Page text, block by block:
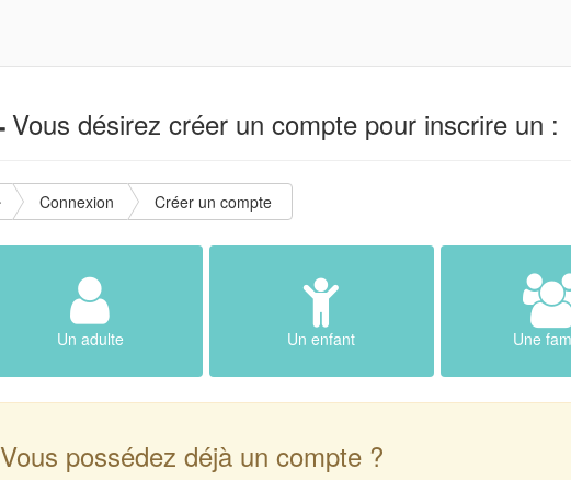
Vous désirez créer un compte pour inscrire un :
Connexion Créer un compte
Un adulte Un enfant Une
Vous possédez déjà un compte ?